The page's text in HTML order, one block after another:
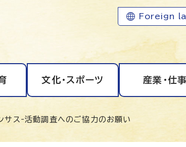
Foreign
文化・スポーツ 産業・仕
ス‐活動調査へのご協力のお願い